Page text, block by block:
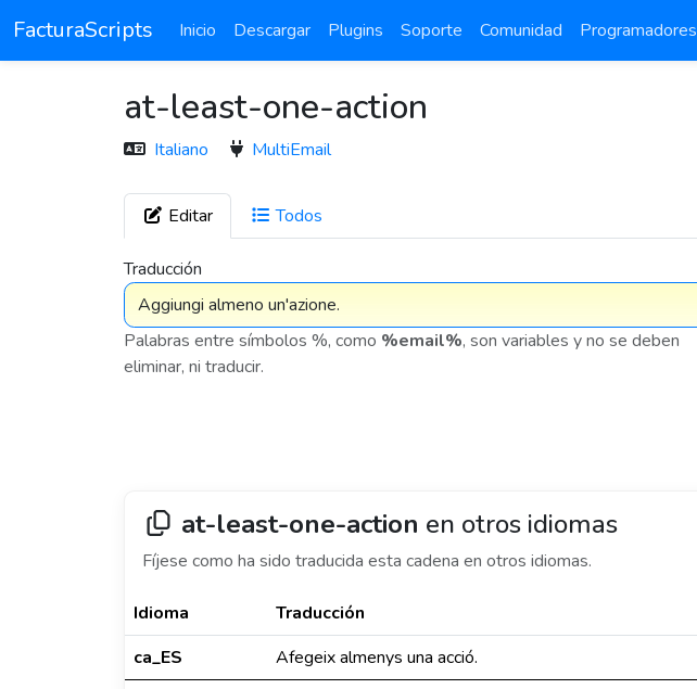
FacturaScripts Inicio Descargar Plugins Soporte Comunidad Programadores
at-least-one-action
Italiano MultiEmail
Editar Todos
Traducción
Palabras entre símbolos %, como %email%, son variables y no se deben
eliminar, ni traducir.
at-least-one-action en otros idiomas
Fíjese como ha sido traducida esta cadena en otros idiomas.
Idioma Traducción
ca_ES
Afegeix almenys una acció.